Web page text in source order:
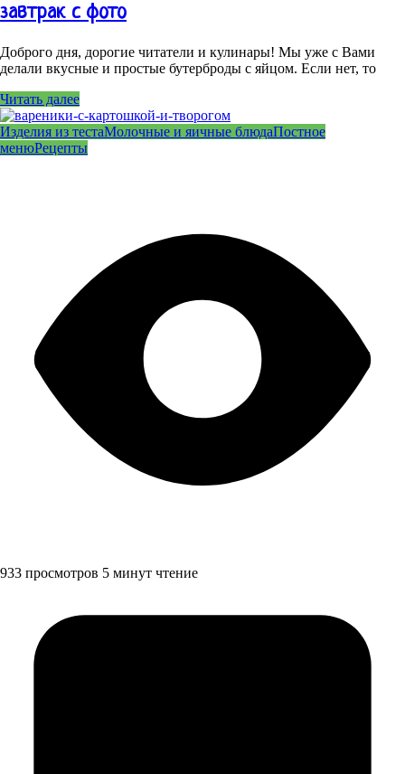
завтрак с фото
Доброго дня, дорогие читатели и кулинары! Мы уже с Вами
делали вкусные и простые бутерброды с яйцом. Если нет, то
Читать далее
Изделия из тестаМолочные и яичные блюдаПостное
менюРецепты
933 просмотров 5 минут чтение